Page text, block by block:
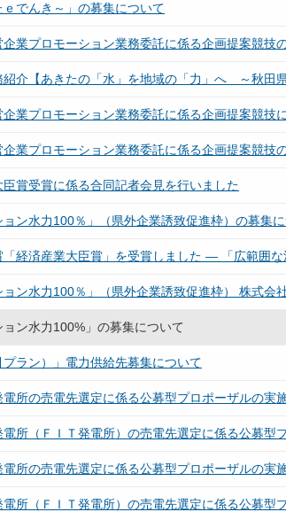
ｅでんき～」の募集について
業プロモーション業務委託に係る企画提案競技
介【あきたの「水」を地域の「力」へ ～秋田県
業プロモーション業務委託に係る企画提案競技
業プロモーション業務委託に係る企画提案競技
賞受賞に係る合同記者会見を行いました
ョン水力100％」（県外企業誘致促進枠）の募集
経済産業大臣賞」を受賞しました ― 「広範囲な
ョン水力100％」（県外企業誘致促進枠） 株式会
ョン水力100%」の募集について
プラン）」電力供給先募集について
所の売電先選定に係る公募型プロポーザルの実
所（ＦＩＴ発電所）の売電先選定に係る公募型
所の売電先選定に係る公募型プロポーザルの実
所（ＦＩＴ発電所）の売電先選定に係る公募型